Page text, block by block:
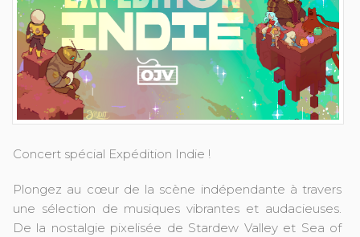
Concert spécial Expédition Indie !
Plongez au cœur de la scène indépendante à travers
une sélection de musiques vibrantes et audacieuses.
De la nostalgie pixelisée de Stardew Valley et Sea of